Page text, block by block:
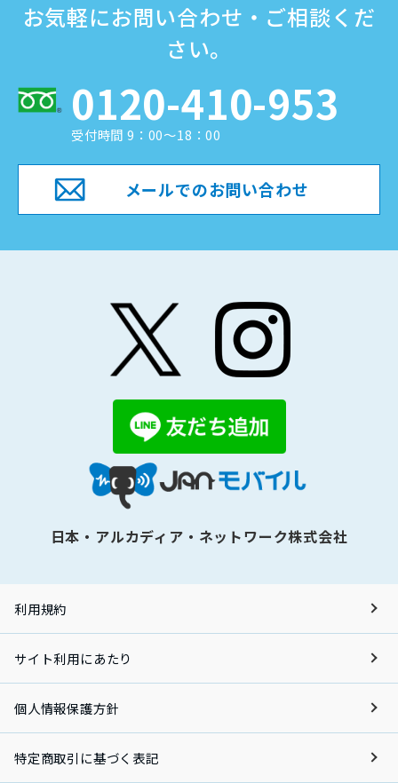
お気軽にお問い合わせ・ご相談くだ
さい。
0120-410-953
受付時間 9：00～18：00
メールでのお問い合わせ
日本・アルカディア・ネットワーク株式会社
利用規約
サイト利用にあたり
個人情報保護方針
特定商取引に基づく表記